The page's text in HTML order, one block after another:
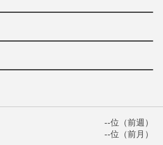
--位（前週）
--位（前月）